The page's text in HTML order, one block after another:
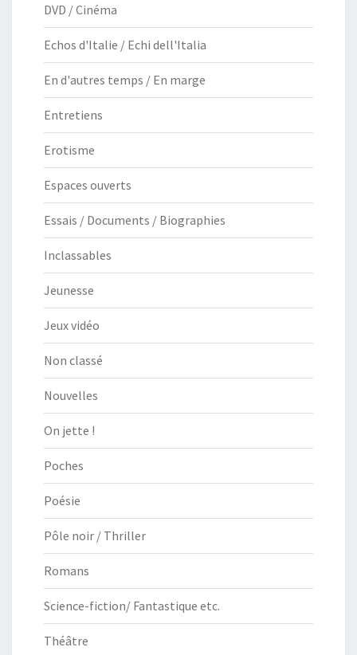
DVD / Cinéma
Echos d'Italie / Echi dell'Italia
En d'autres temps / En marge
Entretiens
Erotisme
Espaces ouverts
Essais / Documents / Biographies
Inclassables
Jeunesse
Jeux vidéo
Non classé
Nouvelles
On jette !
Poches
Poésie
Pôle noir / Thriller
Romans
Science-fiction/ Fantastique etc.
Théâtre